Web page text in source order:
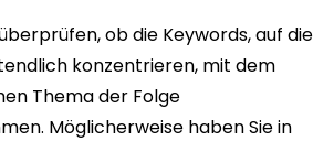
ob die Keywords, auf die
konzentrieren, mit dem
Thema der Folge
Möglicherweise haben Sie in